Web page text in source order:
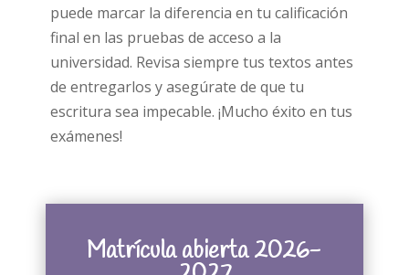
puede marcar la diferencia en tu calificación
final en las pruebas de acceso a la
universidad. Revisa siempre tus textos antes
de entregarlos y asegúrate de que tu
escritura sea impecable. ¡Mucho éxito en tus
exámenes!
Matrícula abierta 2026-